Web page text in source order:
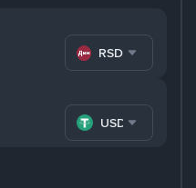
RSD
USDT